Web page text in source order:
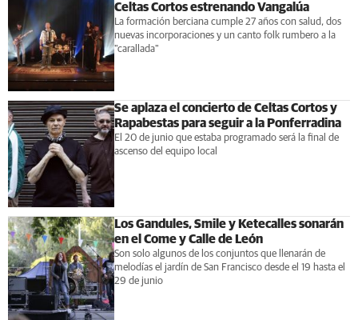
Celtas Cortos estrenando Vangalúa
La formación berciana cumple 27 años con salud, dos
nuevas incorporaciones y un canto folk rumbero a la
"carallada"
Se aplaza el concierto de Celtas Cortos y
Rapabestas para seguir a la Ponferradina
El 20 de junio que estaba programado será la final de
ascenso del equipo local
Los Gandules, Smile y Ketecalles sonarán
en el Come y Calle de León
Son solo algunos de los conjuntos que llenarán de
melodías el jardín de San Francisco desde el 19 hasta el
29 de junio